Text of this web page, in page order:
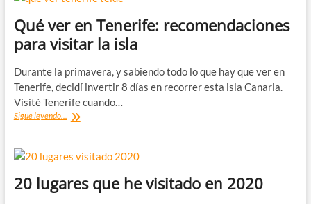
recomendados
Qué ver en Tenerife: recomendaciones
para visitar la isla
Durante la primavera, y sabiendo todo lo que hay que ver en
Tenerife, decidí invertir 8 días en recorrer esta isla Canaria.
Visité Tenerife cuando…
Sigue leyendo... Qué
Tenerife:
visitar
20 lugares que he visitado en 2020